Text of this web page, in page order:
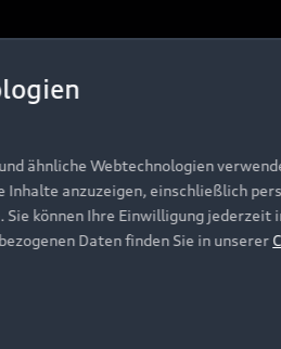
ähnliche Webtechnologien
anzuzeigen, einschließlich
können Ihre Einwilligung
Daten finden Sie in unserer